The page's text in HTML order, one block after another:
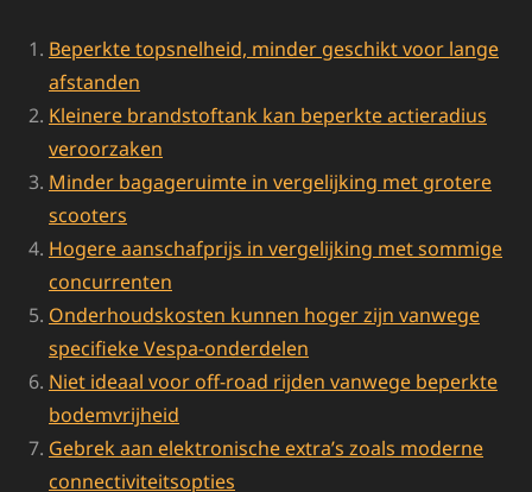
Beperkte topsnelheid, minder geschikt voor lange
afstanden
Kleinere brandstoftank kan beperkte actieradius
veroorzaken
Minder bagageruimte in vergelijking met grotere
scooters
Hogere aanschafprijs in vergelijking met sommige
concurrenten
Onderhoudskosten kunnen hoger zijn vanwege
specifieke Vespa-onderdelen
Niet ideaal voor off-road rijden vanwege beperkte
bodemvrijheid
Gebrek aan elektronische extra’s zoals moderne
connectiviteitsopties